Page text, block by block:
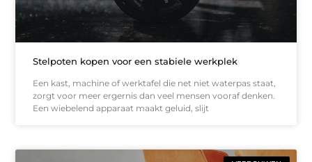
Stelpoten kopen voor een stabiele werkplek
Een kast, machine of werktafel die net niet waterpas staat,
zorgt voor meer ergernis dan veel mensen vooraf denken.
Een wiebelend apparaat maakt geluid, slijt